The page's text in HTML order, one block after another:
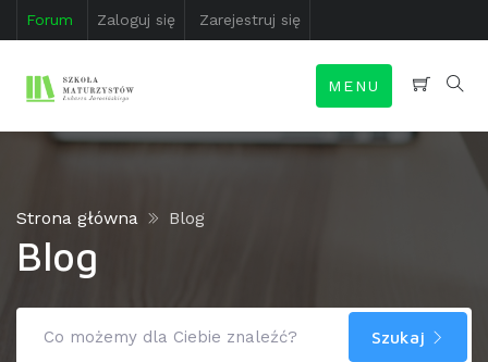
Forum Zaloguj się Zarejestruj się
MENU
Strona główna Blog
Blog
Szukaj